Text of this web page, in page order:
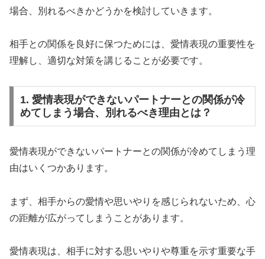
場合、別れるべきかどうかを検討していきます。
相手との関係を良好に保つためには、愛情表現の重要性を
理解し、適切な対策を講じることが必要です。
1. 愛情表現ができないパートナーとの関係が冷
めてしまう場合、別れるべき理由とは？
愛情表現ができないパートナーとの関係が冷めてしまう理
由はいくつかあります。
まず、相手からの愛情や思いやりを感じられないため、心
の距離が広がってしまうことがあります。
愛情表現は、相手に対する思いやりや尊重を示す重要な手